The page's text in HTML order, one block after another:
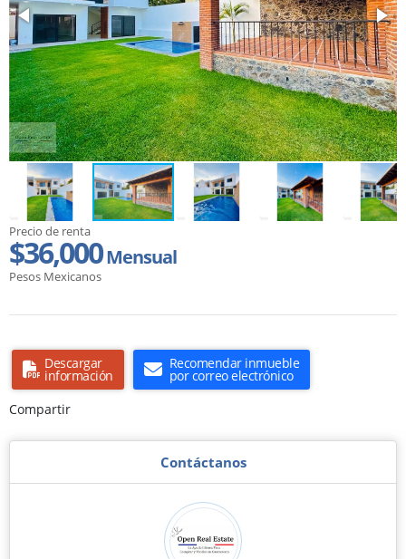
Precio de renta
$36,000Mensual
Pesos Mexicanos
Descargar
información
Recomendar inmueble
por correo electrónico
Compartir
Contáctanos